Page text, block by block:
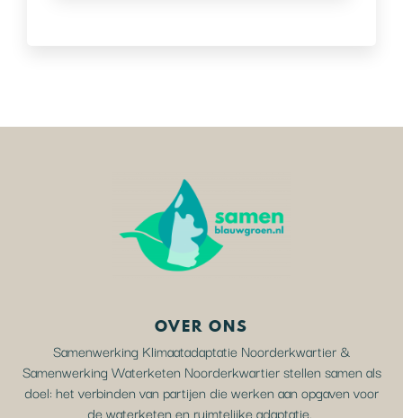
OVER ONS
Samenwerking Klimaatadaptatie Noorderkwartier &
Samenwerking Waterketen Noorderkwartier stellen samen als
doel: het verbinden van partijen die werken aan opgaven voor
de waterketen en ruimtelijke adaptatie.